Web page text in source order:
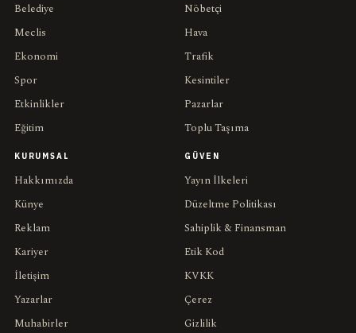
Belediye
Meclis
Ekonomi
Spor
Etkinlikler
Eğitim
Nöbetçi
Hava
Trafik
Kesintiler
Pazarlar
Toplu Taşıma
KURUMSAL
Hakkımızda
Künye
Reklam
Kariyer
İletişim
Yazarlar
Muhabirler
GÜVEN
Yayın İlkeleri
Düzeltme Politikası
Sahiplik & Finansman
Etik Kod
KVKK
Çerez
Gizlilik